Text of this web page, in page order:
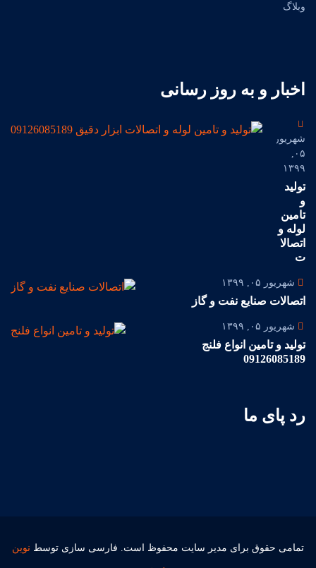
وبلاگ
اخبار و به روز رسانی
شهریور
۰۵,
۱۳۹۹
تولید
تامین
لوله و
اتصالا
شهریور ۰۵, ۱۳۹۹
اتصالات صنایع نفت و گاز
شهریور ۰۵, ۱۳۹۹
تولید و تامین انواع فلنج
09126085189
رد پای ما
تمامی حقوق برای مدیر سایت محفوظ است. فارسی سازی توسطنوین